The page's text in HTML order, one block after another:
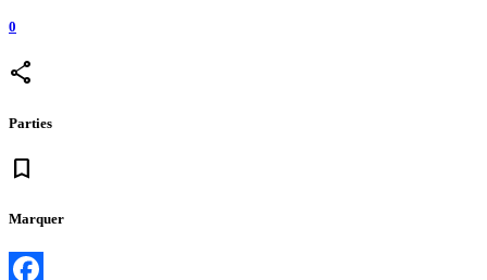
0
share
Parties
bookmark
Marquer